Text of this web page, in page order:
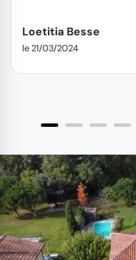
Loetitia Besse
le 21/03/2024